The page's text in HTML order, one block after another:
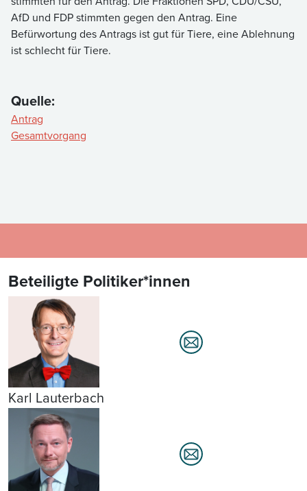
AfD und FDP stimmten gegen den Antrag. Eine
Befürwortung des Antrags ist gut für Tiere, eine Ablehnung
ist schlecht für Tiere.
Quelle:
Antrag
Gesamtvorgang
Beteiligte Politiker*innen
Karl Lauterbach